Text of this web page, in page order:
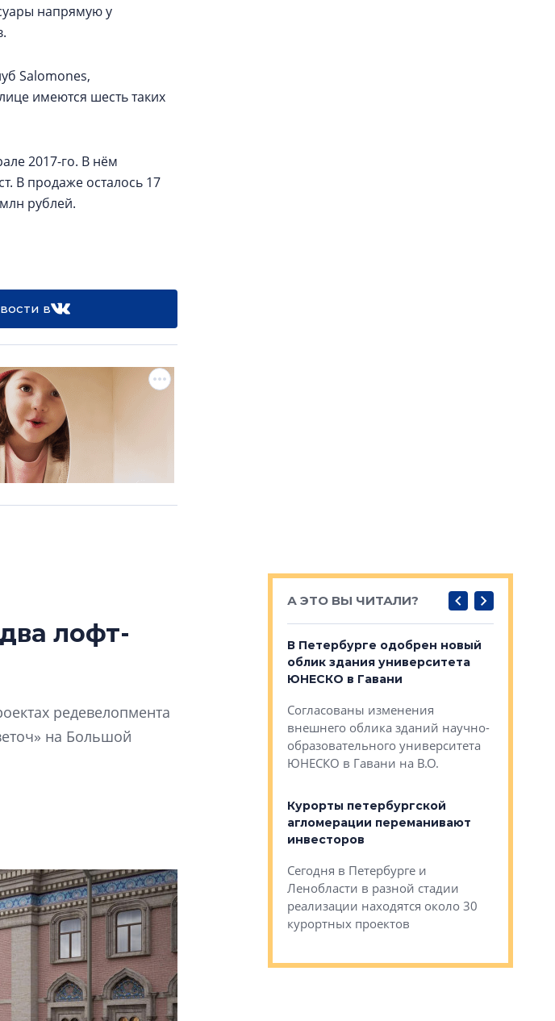
напрямую у
Salomones,
имеются шесть таких
2017-го. В нём
В продаже осталось 17
рублей.
в
лофт-
редевелопмента
на Большой
А ЭТО ВЫ ЧИТАЛИ?
Усадьба Торосово — антидот
эпохи фальш-панелей
В Петербурге одобрен новый
облик здания университета
ЮНЕСКО в Гавани
Согласованы изменения
внешнего облика зданий научно-
образовательного университета
ЮНЕСКО в Гавани на В.О.
Курорты петербургской
агломерации переманивают
инвесторов
Сегодня в Петербурге и
Ленобласти в разной стадии
реализации находятся около 30
курортных проектов